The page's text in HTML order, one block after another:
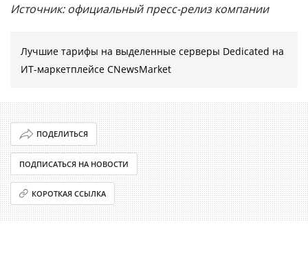
Источник: официальный пресс-релиз компании
Лучшие тарифы на выделенные серверы Dedicated на
ИТ-маркетплейсе CNewsMarket
ПОДЕЛИТЬСЯ
ПОДПИСАТЬСЯ НА НОВОСТИ
КОРОТКАЯ ССЫЛКА